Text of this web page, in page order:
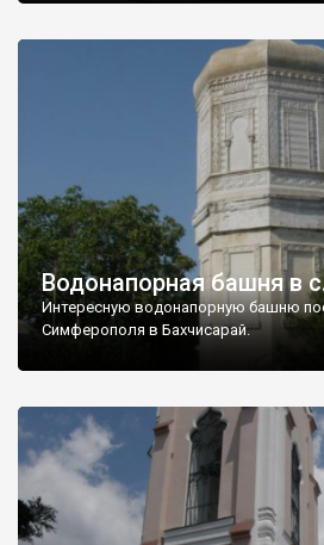
Водонапорная башня в
Интересную водонапорную башню
Симферополя в Бахчисарай.